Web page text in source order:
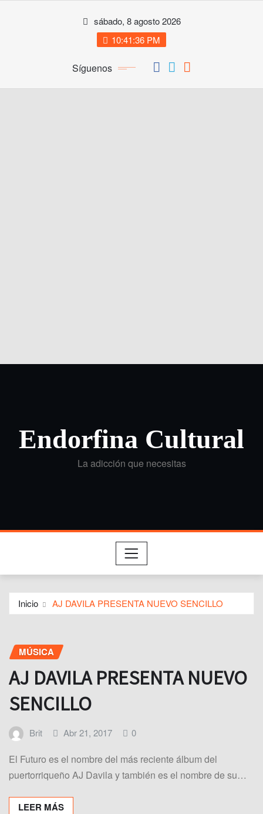
sábado, 8 agosto 2026
10:41:36 PM
Síguenos
Endorfina Cultural
La adicción que necesitas
Inicio AJ DAVILA PRESENTA NUEVO SENCILLO
MÚSICA
AJ DAVILA PRESENTA NUEVO
SENCILLO
Brit Abr 21, 2017 0
El Futuro es el nombre del más reciente álbum del
puertorriqueño AJ Davila y también es el nombre de su…
LEER MÁS